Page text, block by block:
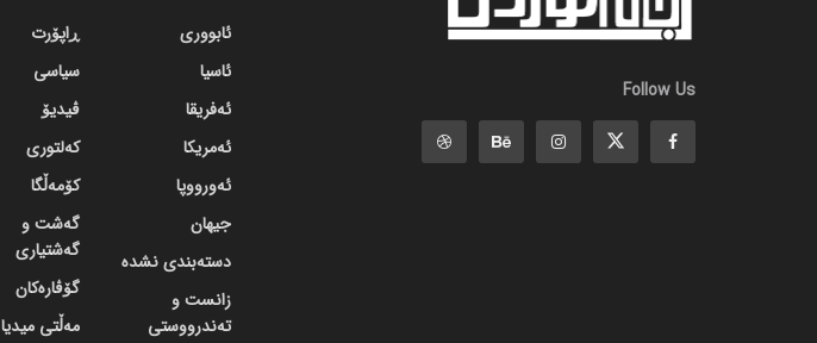
Follow Us
ئابووری
ئاسیا
ئەفریقا
ئەمریکا
ئەورووپا
جیهان
دسته‌بندی نشده
زانست و
تەندرووستی
ڕاپۆرت
سیاسی
ڤیدیۆ
کەلتوری
کۆمەڵگا
گه‌شت و
گه‌شتیاری
گۆڤاره‌کان
مەڵتی میدیا